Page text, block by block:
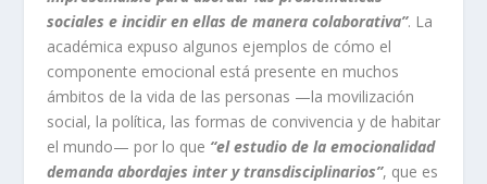
sociales e incidir en ellas de manera colaborativa”. La
académica expuso algunos ejemplos de cómo el
componente emocional está presente en muchos
ámbitos de la vida de las personas —la movilización
social, la política, las formas de convivencia y de habitar
el mundo— por lo que “el estudio de la emocionalidad
demanda abordajes inter y transdisciplinarios”, que es